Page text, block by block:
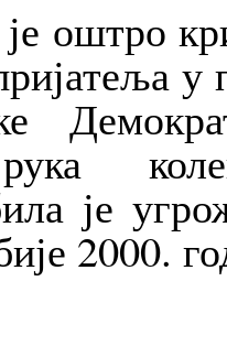
оштро
у
је
2000.